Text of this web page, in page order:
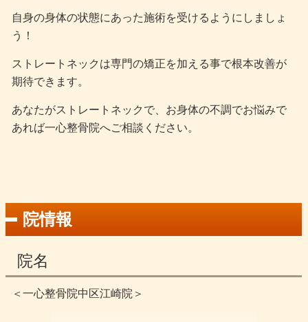
自身の身体の状態にあった施術を受けるようにしましょ
う！
ストレートネックは専門の矯正を加える事で根本改善が
期待できます。
あなたがストレートネックで、お身体の不調でお悩みで
あれば一心整骨院へご相談ください。
院情報
院名
＜一心整骨院中区江崎院＞